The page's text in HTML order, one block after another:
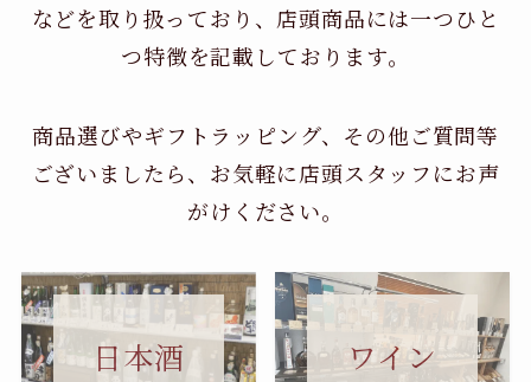
などを取り扱っており、店頭商品には一つひと
つ特徴を記載しております。
商品選びやギフトラッピング、その他ご質問等
ございましたら、お気軽に店頭スタッフにお声
がけください。
日本酒 ワイン